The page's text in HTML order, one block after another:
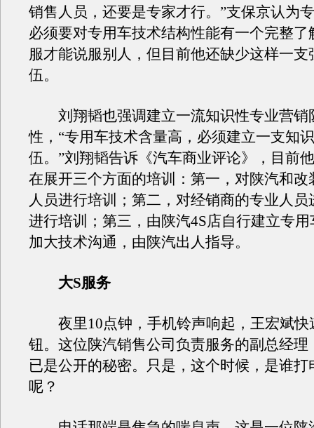
销售人员，还要是专家才行。”支保京认为
必须要对专用车技术结构性能有一个完整了
服才能说服别人，但目前他还缺少这样一支
伍。
刘翔韬也强调建立一流知识性专业营销
性，“专用车技术含量高，必须建立一支知
伍。”刘翔韬告诉《汽车商业评论》，目前
在展开三个方面的培训：第一，对陕汽和改
人员进行培训；第二，对经销商的专业人员
进行培训；第三，由陕汽4S店自行建立专
加大技术沟通，由陕汽出人指导。
大S服务
夜里10点钟，手机铃声响起，王宏斌快
钮。这位陕汽销售公司负责服务的副总经理
已是公开的秘密。只是，这个时候，是谁打
呢？